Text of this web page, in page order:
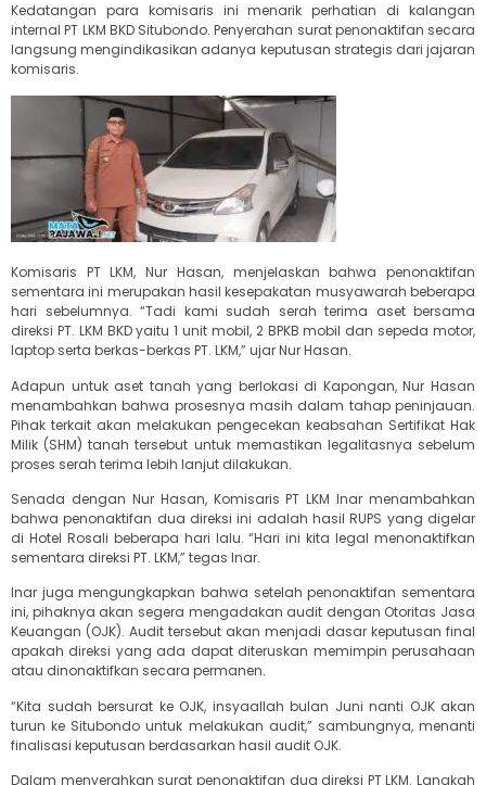
Kedatangan para komisaris ini menarik perhatian di kalangan
internal PT LKM BKD Situbondo. Penyerahan surat penonaktifan secara
langsung mengindikasikan adanya keputusan strategis dari jajaran
komisaris.
Komisaris PT LKM, Nur Hasan, menjelaskan bahwa penonaktifan
sementara ini merupakan hasil kesepakatan musyawarah beberapa
hari sebelumnya. “Tadi kami sudah serah terima aset bersama
direksi PT. LKM BKD yaitu 1 unit mobil, 2 BPKB mobil dan sepeda motor,
laptop serta berkas-berkas PT. LKM,” ujar Nur Hasan.
Adapun untuk aset tanah yang berlokasi di Kapongan, Nur Hasan
menambahkan bahwa prosesnya masih dalam tahap peninjauan.
Pihak terkait akan melakukan pengecekan keabsahan Sertifikat Hak
Milik (SHM) tanah tersebut untuk memastikan legalitasnya sebelum
proses serah terima lebih lanjut dilakukan.
Senada dengan Nur Hasan, Komisaris PT LKM Inar menambahkan
bahwa penonaktifan dua direksi ini adalah hasil RUPS yang digelar
di Hotel Rosali beberapa hari lalu. “Hari ini kita legal menonaktifkan
sementara direksi PT. LKM,” tegas Inar.
Inar juga mengungkapkan bahwa setelah penonaktifan sementara
ini, pihaknya akan segera mengadakan audit dengan Otoritas Jasa
Keuangan (OJK). Audit tersebut akan menjadi dasar keputusan final
apakah direksi yang ada dapat diteruskan memimpin perusahaan
atau dinonaktifkan secara permanen.
“Kita sudah bersurat ke OJK, insyaallah bulan Juni nanti OJK akan
turun ke Situbondo untuk melakukan audit,” sambungnya, menanti
finalisasi keputusan berdasarkan hasil audit OJK.
Dalam menyerahkan surat penonaktifan dua direksi PT LKM. Langkah